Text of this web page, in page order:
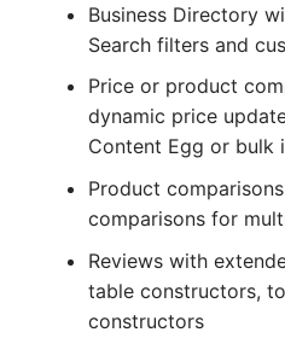
Business Directory
Search filters and
Price or product
dynamic price
Content Egg or bulk
Product
comparisons for
Reviews with
table constructors,
constructors